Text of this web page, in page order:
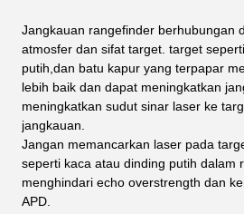
Jangkauan rangefinder berhubungan
atmosfer dan sifat target. target
putih,dan batu kapur yang terpapar
lebih baik dan dapat meningkatkan
meningkatkan sudut sinar laser ke
jangkauan.
Jangan memancarkan laser pada
seperti kaca atau dinding putih dalam
menghindari echo overstrength dan
APD.